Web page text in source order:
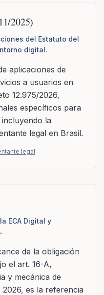
2025)
del Estatuto del
digital.
aplicaciones de
a usuarios en
12.975/2026,
específicos para
la
legal en Brasil.
legal
ECA Digital y
de la obligación
el art. 16-A,
y mecánica de
es la referencia